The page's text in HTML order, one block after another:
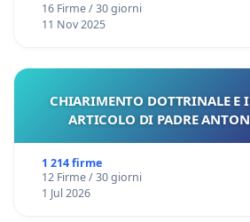
16 Firme / 30 giorni
11 Nov 2025
CHIARIMENTO DOTTRINALE E
ARTICOLO DI PADRE
1 214 firme
12 Firme / 30 giorni
1 Jul 2026